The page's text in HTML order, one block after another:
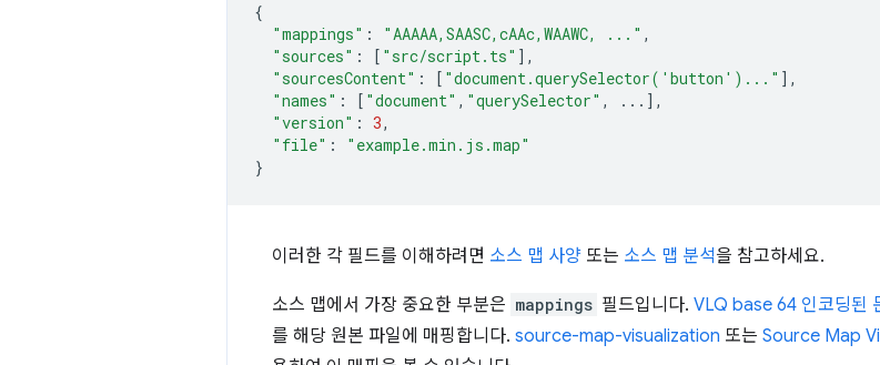
{
"mappings" : "AAAAA,SAASC,cAAc,WAAWC, ..." ,
"sources" : [ "src/script.ts" ],
"sourcesContent" : [ "document.querySelector('button')..." ],
"names" : [ "document" , "querySelector" ,
...],
"version" : 3,
"file" :
"example.min.js.map"
}
이러한 각 필드를 이해하려면 소스 맵 사양 또는 소스 맵 분석을 참고하세요.
소스 맵에서 가장 중요한 부분은 mappings 필드입니다. VLQ base 64 인코딩된
를 해당 원본 파일에 매핑합니다. source-map-visualization 또는 Source Map